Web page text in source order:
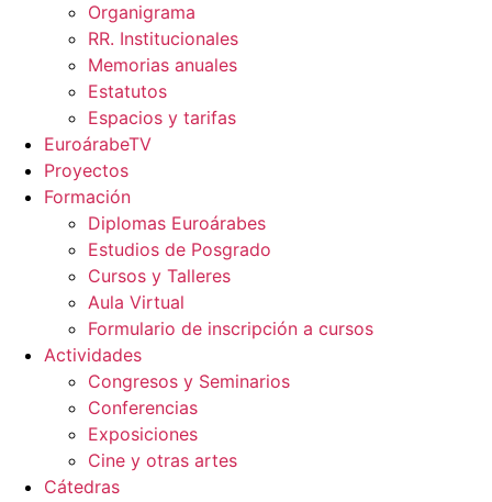
Organigrama
RR. Institucionales
Memorias anuales
Estatutos
Espacios y tarifas
EuroárabeTV
Proyectos
Formación
Diplomas Euroárabes
Estudios de Posgrado
Cursos y Talleres
Aula Virtual
Formulario de inscripción a cursos
Actividades
Congresos y Seminarios
Conferencias
Exposiciones
Cine y otras artes
Cátedras